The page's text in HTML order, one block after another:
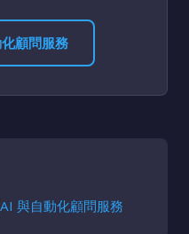
顧問服務
AI 與自動化顧問服務